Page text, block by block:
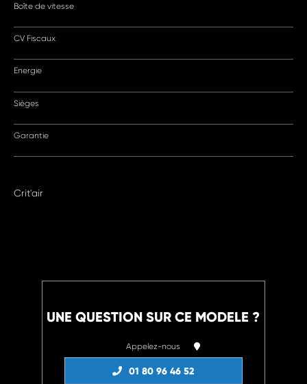
Boîte de vitesse
CV Fiscaux
Energie
Sièges
Garantie
Crit'air
UNE QUESTION SUR CE MODELE ?
Appelez-nous
01 80 96 46 52